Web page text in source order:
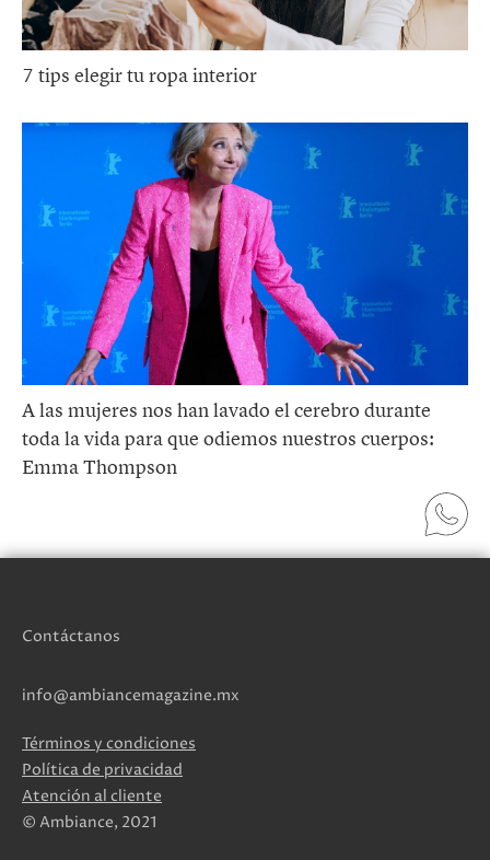
7 tips elegir tu ropa interior
A las mujeres nos han lavado el cerebro durante
toda la vida para que odiemos nuestros cuerpos:
Emma Thompson
Contáctanos
info@ambiancemagazine.mx
Términos y condiciones
Política de privacidad
Atención al cliente
© Ambiance, 2021